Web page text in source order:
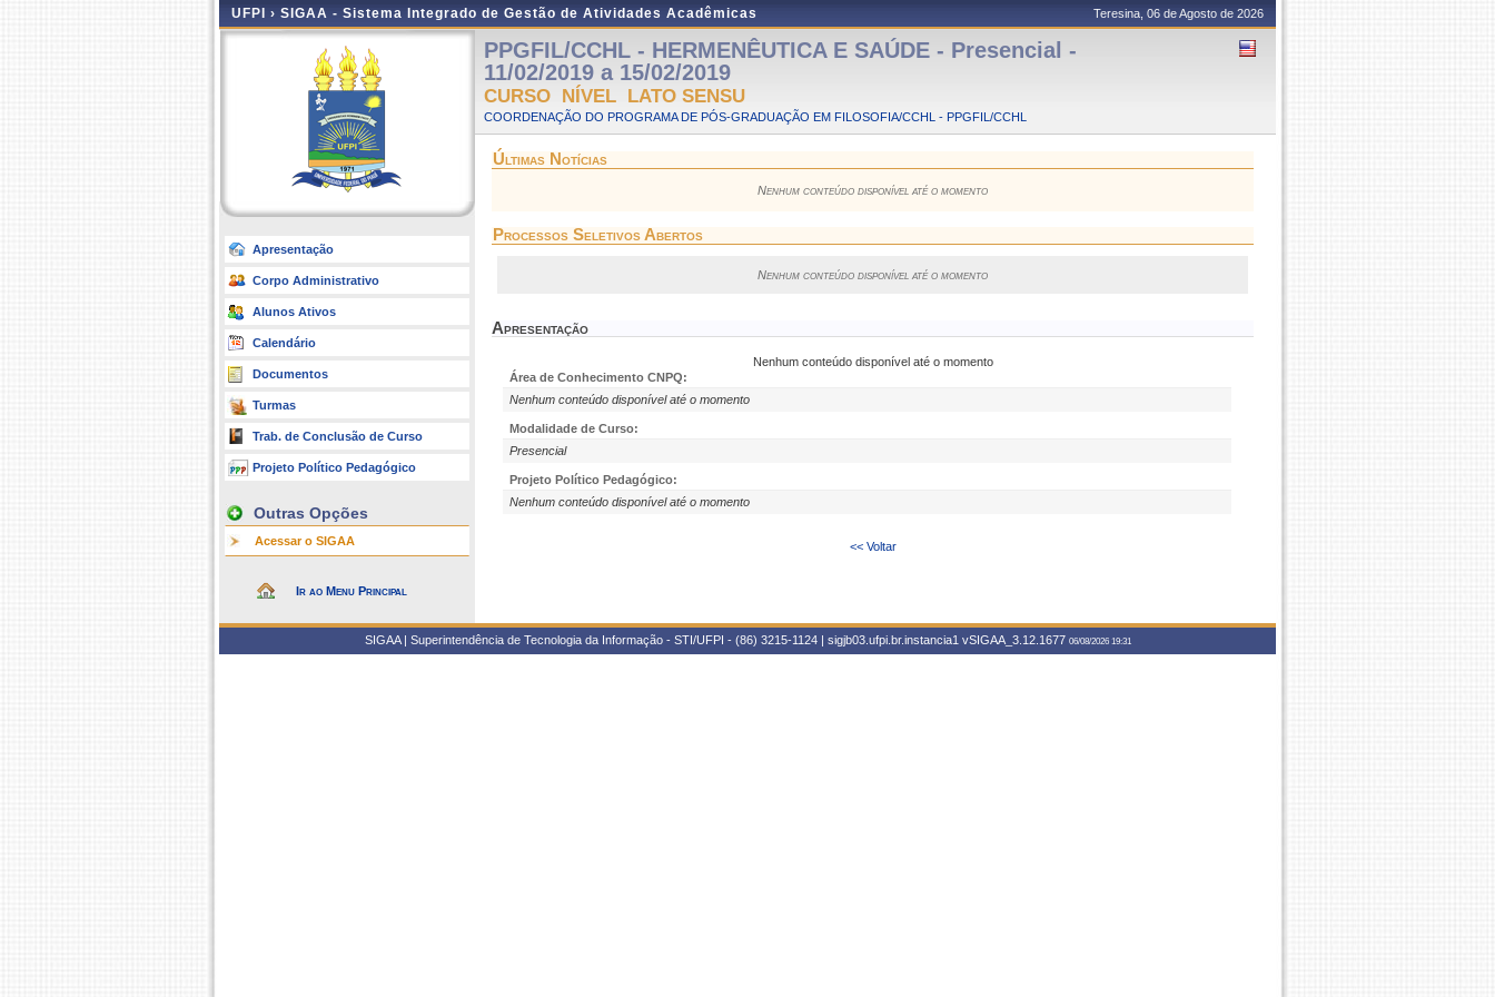
UFPI › SIGAA - Sistema Integrado de Gestão de Atividades Acadêmicas Teresina, 06 de Agosto de 2026
Apresentação
Corpo Administrativo
Alunos Ativos
Calendário
Documentos
Turmas
Trab. de Conclusão de Curso
Projeto Político Pedagógico
Outras Opções
Acessar o SIGAA
Ir ao Menu Principal
PPGFIL/CCHL - HERMENÊUTICA E SAÚDE - Presencial -
11/02/2019 a 15/02/2019
CURSO NÍVEL LATO SENSU
COORDENAÇÃO DO PROGRAMA DE PÓS-GRADUAÇÃO EM FILOSOFIA/CCHL - PPGFIL/CCHL
Últimas Notícias
Nenhum conteúdo disponível até o momento
Processos Seletivos Abertos
Nenhum conteúdo disponível até o momento
Apresentação
Nenhum conteúdo disponível até o momento
Área de Conhecimento CNPQ:
Nenhum conteúdo disponível até o momento
Modalidade de Curso:
Presencial
Projeto Político Pedagógico:
Nenhum conteúdo disponível até o momento
<< Voltar
SIGAA | Superintendência de Tecnologia da Informação - STI/UFPI - (86) 3215-1124 | sigjb03.ufpi.br.instancia1 vSIGAA_3.12.1677 06/08/2026 19:31